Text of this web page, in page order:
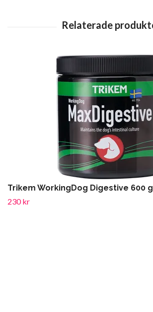
Trikem WorkingDog Digestive 600 g
230 kr